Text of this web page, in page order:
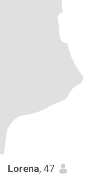
Lorena, 47